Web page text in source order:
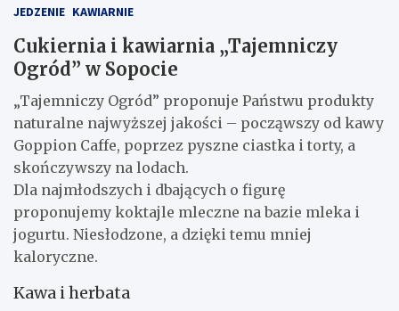
JEDZENIE KAWIARNIE
Cukiernia i kawiarnia „Tajemniczy
Ogród” w Sopocie
„Tajemniczy Ogród” proponuje Państwu produkty
naturalne najwyższej jakości – począwszy od kawy
Goppion Caffe, poprzez pyszne ciastka i torty, a
skończywszy na lodach.
Dla najmłodszych i dbających o figurę
proponujemy koktajle mleczne na bazie mleka i
jogurtu. Niesłodzone, a dzięki temu mniej
kaloryczne.
Kawa i herbata